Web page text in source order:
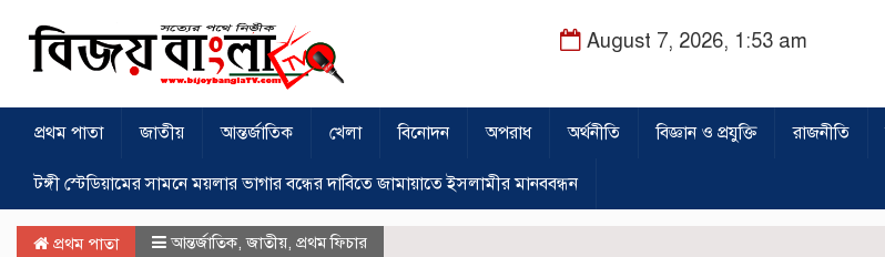
August 7, 2026, 1:53 am
প্রথম পাতা জাতীয় আন্তর্জাতিক খেলা বিনোদন অপরাধ অর্থনীতি বিজ্ঞান ও প্রযুক্তি রাজনীতি
টঙ্গী স্টেডিয়ামের সামনে ময়লার ভাগার বন্ধের দাবিতে জামায়াতে ইসলামীর মানববন্ধন
প্রথম পাতা আন্তর্জাতিক ,জাতীয় প্রথম ফিচার